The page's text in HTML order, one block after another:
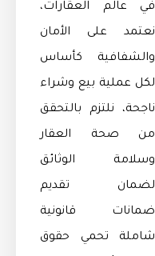
في عالم العقارات،
نعتمد على الأمان
والشفافية كأساس
لكل عملية بيع وشراء
ناجحة، نلتزم بالتحقق
من صحة العقار
وسلامة الوثائق
لضمان تقديم
ضمانات قانونية
شاملة تحمي حقوق